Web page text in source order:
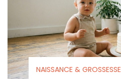
NAISSANCE & GROSSESSE